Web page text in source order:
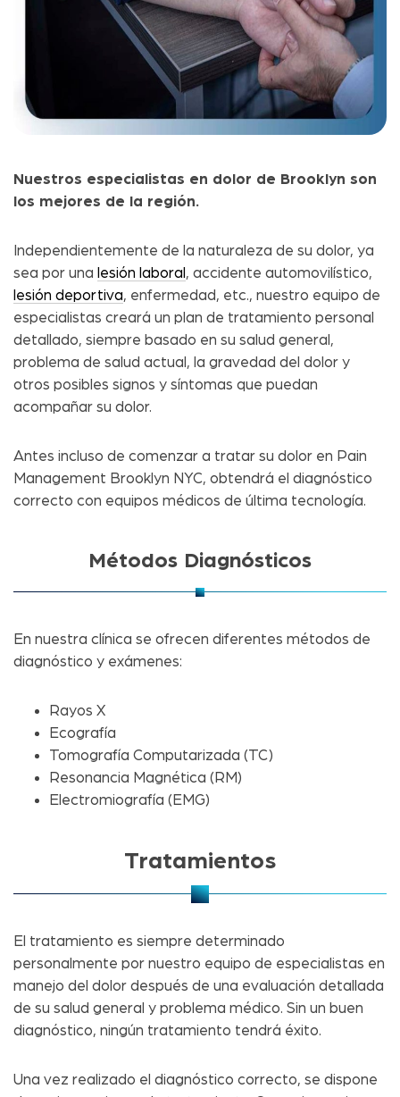
Nuestros especialistas en dolor de Brooklyn son
los mejores de la región.
Independientemente de la naturaleza de su dolor, ya
sea por una lesión laboral , accidente automovilístico,
lesión deportiva, enfermedad, etc., nuestro equipo de
especialistas creará un plan de tratamiento personal
detallado, siempre basado en su salud general,
problema de salud actual, la gravedad del dolor y
otros posibles signos y síntomas que puedan
acompañar su dolor.
Antes incluso de comenzar a tratar su dolor en Pain
Management Brooklyn NYC, obtendrá el diagnóstico
correcto con equipos médicos de última tecnología.
Métodos Diagnósticos
En nuestra clínica se ofrecen diferentes métodos de
diagnóstico y exámenes:
Rayos X
Ecografía
Tomografía Computarizada (TC)
Resonancia Magnética (RM)
Electromiografía (EMG)
Tratamientos
El tratamiento es siempre determinado
personalmente por nuestro equipo de especialistas en
manejo del dolor después de una evaluación detallada
de su salud general y problema médico. Sin un buen
diagnóstico, ningún tratamiento tendrá éxito.
Una vez realizado el diagnóstico correcto, se dispone